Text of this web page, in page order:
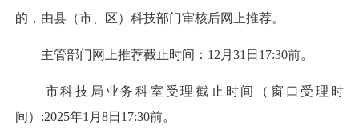
的，由县（市、区）科技部门审核后网上推荐。
主管部门网上推荐截止时间：12月31日17:30前。
市科技局业务科室受理截止时间（窗口受理时
间）:2025年1月8日17:30前。